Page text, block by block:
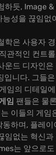
하듯, Image
능성을 끊임없
학은 사용자
관적인 컨트
운드 디자인
입니다. 그들
임의 디테일
임 팬들은 물
이들의 게임
하며, 플레
임없는 혁신
는 앞으로